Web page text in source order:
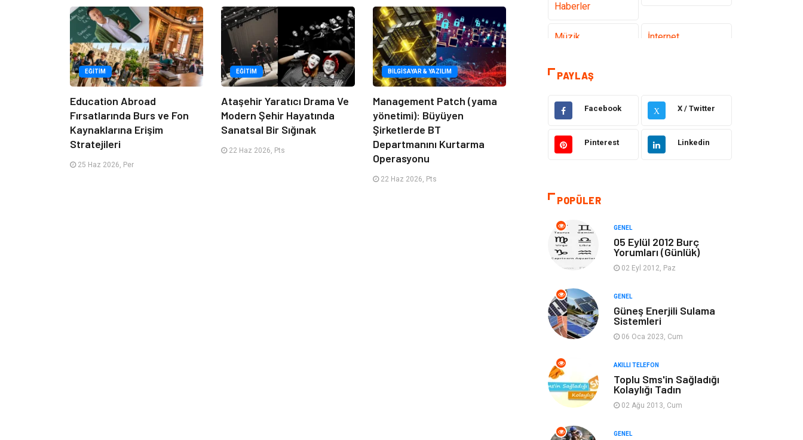
EĞITIM
Education Abroad
Fırsatlarında Burs ve Fon
Kaynaklarına Erişim
Stratejileri
25 Haz 2026, Per
EĞITIM
Ataşehir Yaratıcı Drama Ve
Modern Şehir Hayatında
Sanatsal Bir Sığınak
22 Haz 2026, Pts
BILGISAYAR & YAZILIM
Management Patch (yama
yönetimi): Büyüyen
Şirketlerde BT
Departmanını Kurtarma
Operasyonu
22 Haz 2026, Pts
Haberler
Müzik İnternet
Ülkemizden
Haberler
Teknoloji Kültür ve Sanat
Akıllı Telefon Yaşam
Ekonomi
Elektrik Elektronik
Tanıtıcı Reklam Alışveriş
Hukuk
Dekorasyon Tatil
Makine
Yazılım
Güzellik & Bakım Magazin Dünyası
Organizasyon
PAYLAŞ
Facebook X X / Twitter
Pinterest Linkedin
POPÜLER
GENEL
05 Eylül 2012 Burç
Yorumları (Günlük)
02 Eyl 2012, Paz
GENEL
Güneş Enerjili Sulama
Sistemleri
06 Oca 2023, Cum
AKILLI TELEFON
Toplu Sms'in Sağladığı
Kolaylığı Tadın
02 Ağu 2013, Cum
GENEL